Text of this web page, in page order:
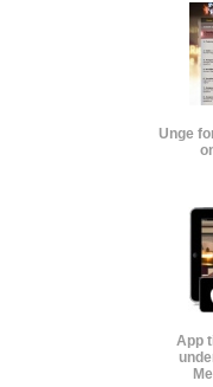
Unge
App